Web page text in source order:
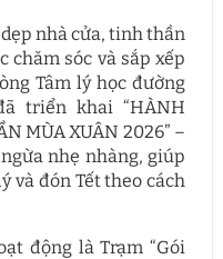
nhà cửa, tinh thần
chăm sóc và sắp xếp
Tâm lý học đường
triển khai “HÀNH
MÙA XUÂN 2026” –
nhẹ nhàng, giúp
và đón Tết theo cách
động là Trạm “Gói